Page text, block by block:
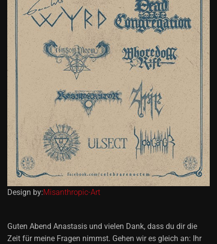
Design by:Misanthropic-Art
Guten Abend Anastasis und vielen Dank, dass du dir die
Zeit für meine Fragen nimmst. Gehen wir es gleich an: Ihr